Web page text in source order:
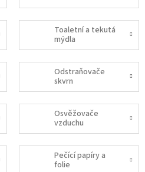
Toaletní a tekutá
mýdla
Odstraňovače
skvrn
Osvěžovače
vzduchu
Pečící papíry a
folie